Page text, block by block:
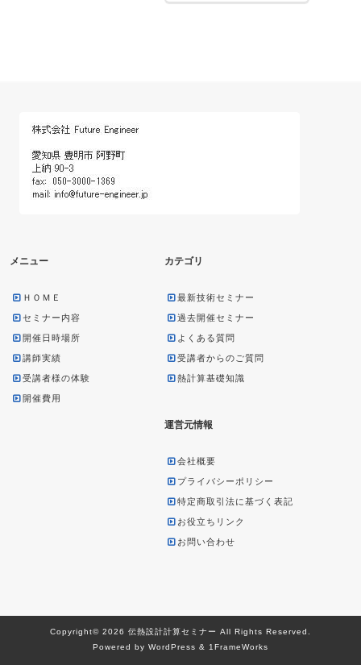
メニュー
ＨＯＭＥ
セミナー内容
開催日時場所
講師実績
受講者様の体験
開催費用
カテゴリ
最新技術セミナー
過去開催セミナー
よくある質問
受講者からのご質問
熱計算基礎知識
運営元情報
会社概要
プライバシーポリシー
特定商取引法に基づく表記
お役立ちリンク
お問い合わせ
Copyright© 2026 伝熱設計計算セミナー All Rights Reserved.
Powered by WordPress & 1FrameWorks